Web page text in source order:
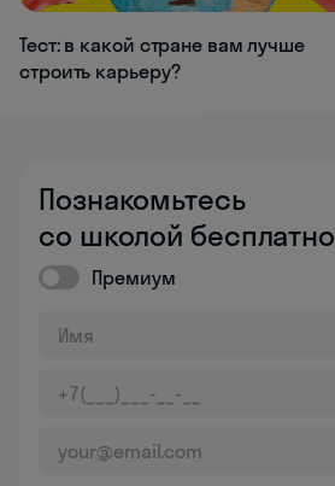
Тест: в какой стране вам лучше
строить карьеру?
Познакомьтесь
со школой бесплатно
Премиум